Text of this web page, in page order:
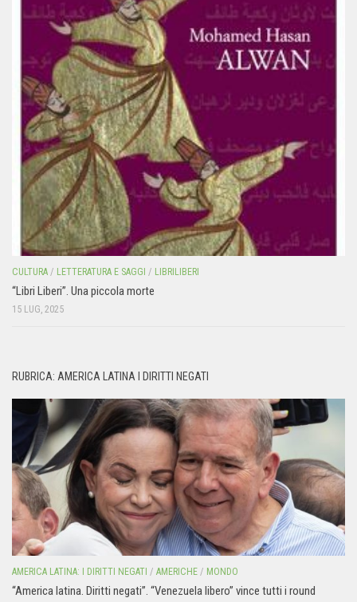
CULTURA / LETTERATURA E SAGGI / LIBRILIBERI
“Libri Liberi”. Una piccola morte
15 LUG, 2025
RUBRICA: AMERICA LATINA I DIRITTI NEGATI
AMERICA LATINA: I DIRITTI NEGATI / AMERICHE / MONDO
“America latina. Diritti negati”. “Venezuela libero” vince tutti i round